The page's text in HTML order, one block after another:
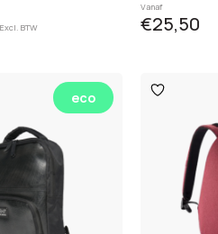
Excl. BTW
Vanaf
€25,50
eco
Toevoegen
aan